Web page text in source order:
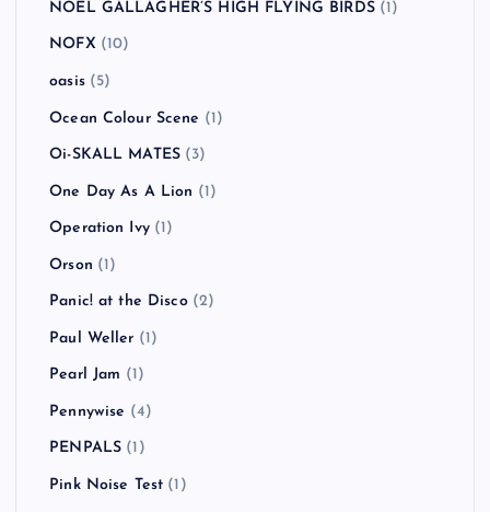
NOEL GALLAGHER’S HIGH FLYING BIRDS(1)
NOFX (10)
oasis(5)
Ocean Colour Scene (1)
Oi-SKALL MATES (3)
One Day As A Lion (1)
Operation Ivy(1)
Orson (1)
Panic! at the Disco(2)
Paul Weller (1)
Pearl Jam (1)
Pennywise (4)
PENPALS (1)
Pink Noise Test (1)